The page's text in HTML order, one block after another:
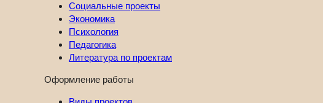
Социальные проекты
Экономика
Психология
Педагогика
Литература по проектам
Оформление работы